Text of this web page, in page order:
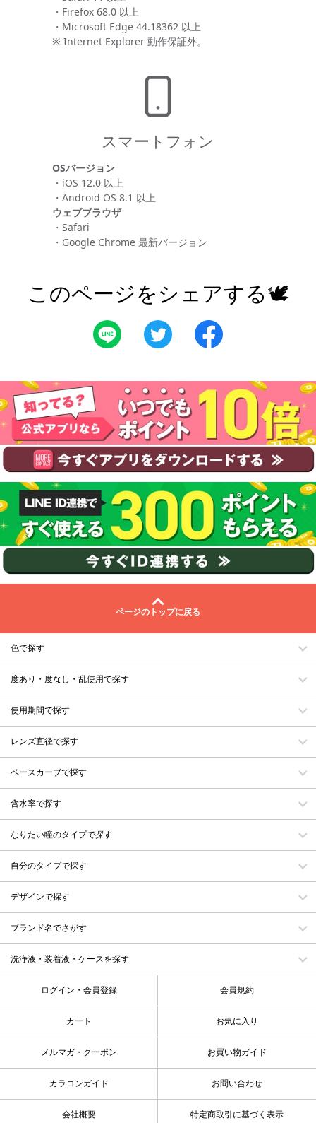
・Firefox 68.0 以上
・Microsoft Edge 44.18362 以上
※ Internet Explorer 動作保証外。
スマートフォン
OSバージョン
・iOS 12.0 以上
・Android OS 8.1 以上
ウェブブラウザ
・Safari
・Google Chrome 最新バージョン
このページをシェアする🕊
ページのトップに戻る
色で探す
度あり・度なし・乱使用で探す
使用期間で探す
レンズ直径で探す
ベースカーブで探す
含水率で探す
なりたい瞳のタイプで探す
自分のタイプで探す
デザインで探す
ブランド名でさがす
洗浄液・装着液・ケースを探す
ログイン・会員登録 会員規約
カート お気に入り
メルマガ・クーポン お買い物ガイド
カラコンガイド お問い合わせ
会社概要 特定商取引に基づく表示